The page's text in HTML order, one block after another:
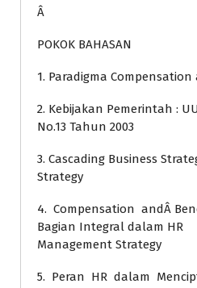
Â
POKOK BAHASAN
1. Paradigma
2. Kebijakan Pemerintah :
No.13 Tahun 2003
3. Cascading Business
Strategy
4. Compensation andÂ
Bagian Integral dalam HR
Management Strategy
5. Peran HR dalam